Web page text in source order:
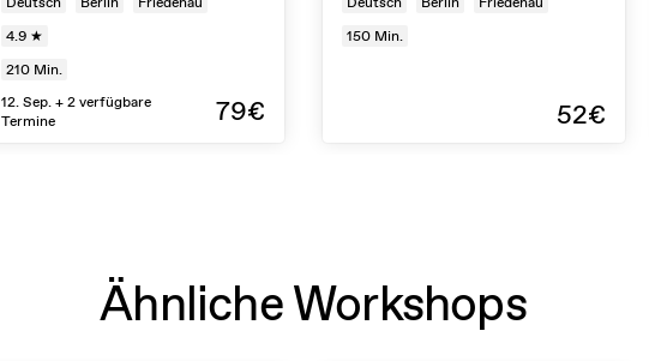
4.9 ★
210 Min.
12. Sep. + 2 verfügbare
Termine
79€
150 Min.
52€
Ähnliche Workshops